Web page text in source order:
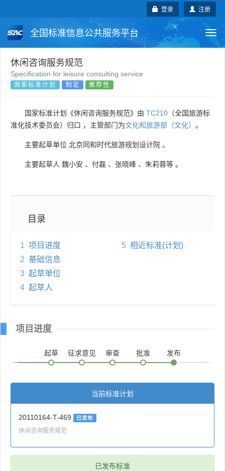
注册
登录
全国标准信息公共服务平台
国家标准
团体标准 企业标准
国外标准 技术委员会
休闲咨询服务规范
Specification for leisure consulting service
国家标准计划 制定 推荐性
国家标准计划《休闲咨询服务规范》由 TC210 （全国旅游标
准化技术委员会）归口 ，主管部门为文化和旅游部（文化） 。
主要起草单位 北京同和时代旅游规划设计院 。
主要起草人 魏小安 、 付磊 、 张晓峰 、 朱莉蓉等 。
目录
1 项目进度
2 基础信息
3 起草单位
4 起草人
5 相近标准(计划)
项目进度
起草 征求意见 审查 批准 发布
当前标准计划
20110164-T-469 已发布
休闲咨询服务规范
已发布标准